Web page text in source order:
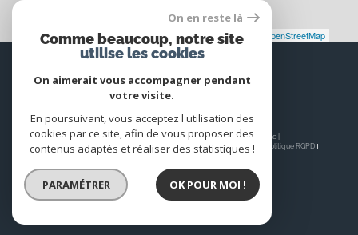
Leaflet|©JawgMaps © OpenStreetMap
Espace
PROPRIÉTAIRE
Se connecter
© 2026 | Tous droits réservés | Traduction powered by Google |
Nos honoraires
Plan du site Mentions légales Admin Nos liens
Politique RGPD
On en reste là
Comme beaucoup, notre site
utilise les cookies
On aimerait vous accompagner pendant
votre visite.
En poursuivant, vous acceptez l'utilisation des
cookies par ce site, afin de vous proposer des
contenus adaptés et réaliser des statistiques !
PARAMÉTRER OK POUR MOI !